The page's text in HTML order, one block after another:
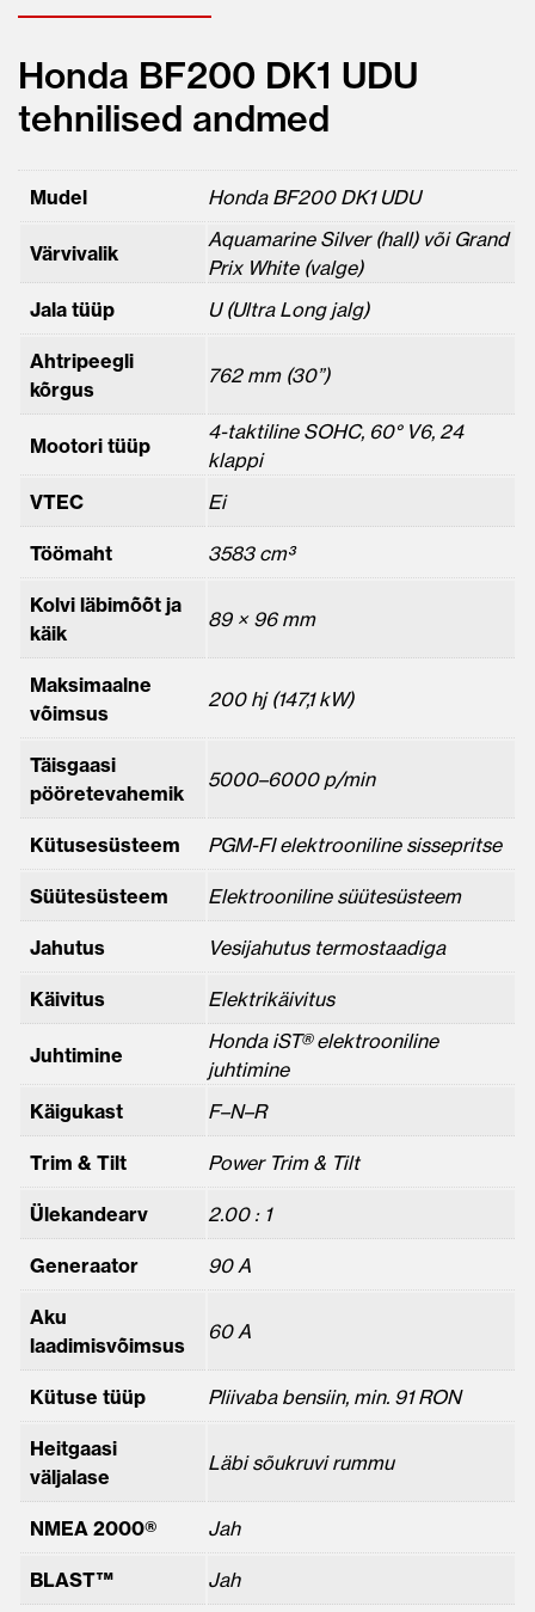
Honda BF200 DK1 UDU
tehnilised andmed
Mudel Honda BF200 DK1 UDU
Värvivalik
Aquamarine Silver (hall) või Grand
Prix White (valge)
Jala tüüp
U (Ultra Long jalg)
Ahtripeegli
kõrgus
762 mm (30”)
Mootori tüüp
4-taktiline SOHC, 60° V6, 24
klappi
VTEC
Ei
Töömaht 3583 cm³
Kolvi läbimõõt ja
käik
89 × 96 mm
Maksimaalne
võimsus
200 hj (147,1 kW)
Täisgaasi
pööretevahemik
5000–6000 p/min
Kütusesüsteem PGM-FI elektrooniline sissepritse
Süütesüsteem Elektrooniline süütesüsteem
Jahutus Vesijahutus termostaadiga
Käivitus Elektrikäivitus
Juhtimine
Honda iST® elektrooniline
juhtimine
Käigukast
F–N–R
Trim & Tilt Power Trim & Tilt
Ülekandearv 2.00 : 1
Generaator 90 A
Aku
laadimisvõimsus
60 A
Kütuse tüüp Pliivaba bensiin, min. 91 RON
Heitgaasi
väljalase
Läbi sõukruvi rummu
NMEA 2000® Jah
BLAST™ Jah